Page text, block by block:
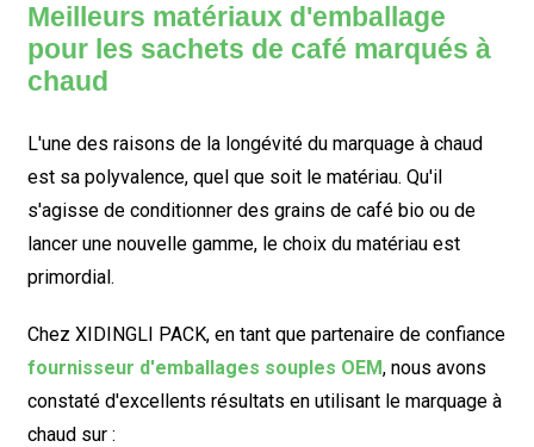
Meilleurs matériaux d'emballage
pour les sachets de café marqués à
chaud
L'une des raisons de la longévité du marquage à chaud
est sa polyvalence, quel que soit le matériau. Qu'il
s'agisse de conditionner des grains de café bio ou de
lancer une nouvelle gamme, le choix du matériau est
primordial.
Chez XIDINGLI PACK, en tant que partenaire de confiance
fournisseur d'emballages souples OEM, nous avons
constaté d'excellents résultats en utilisant le marquage à
chaud sur :